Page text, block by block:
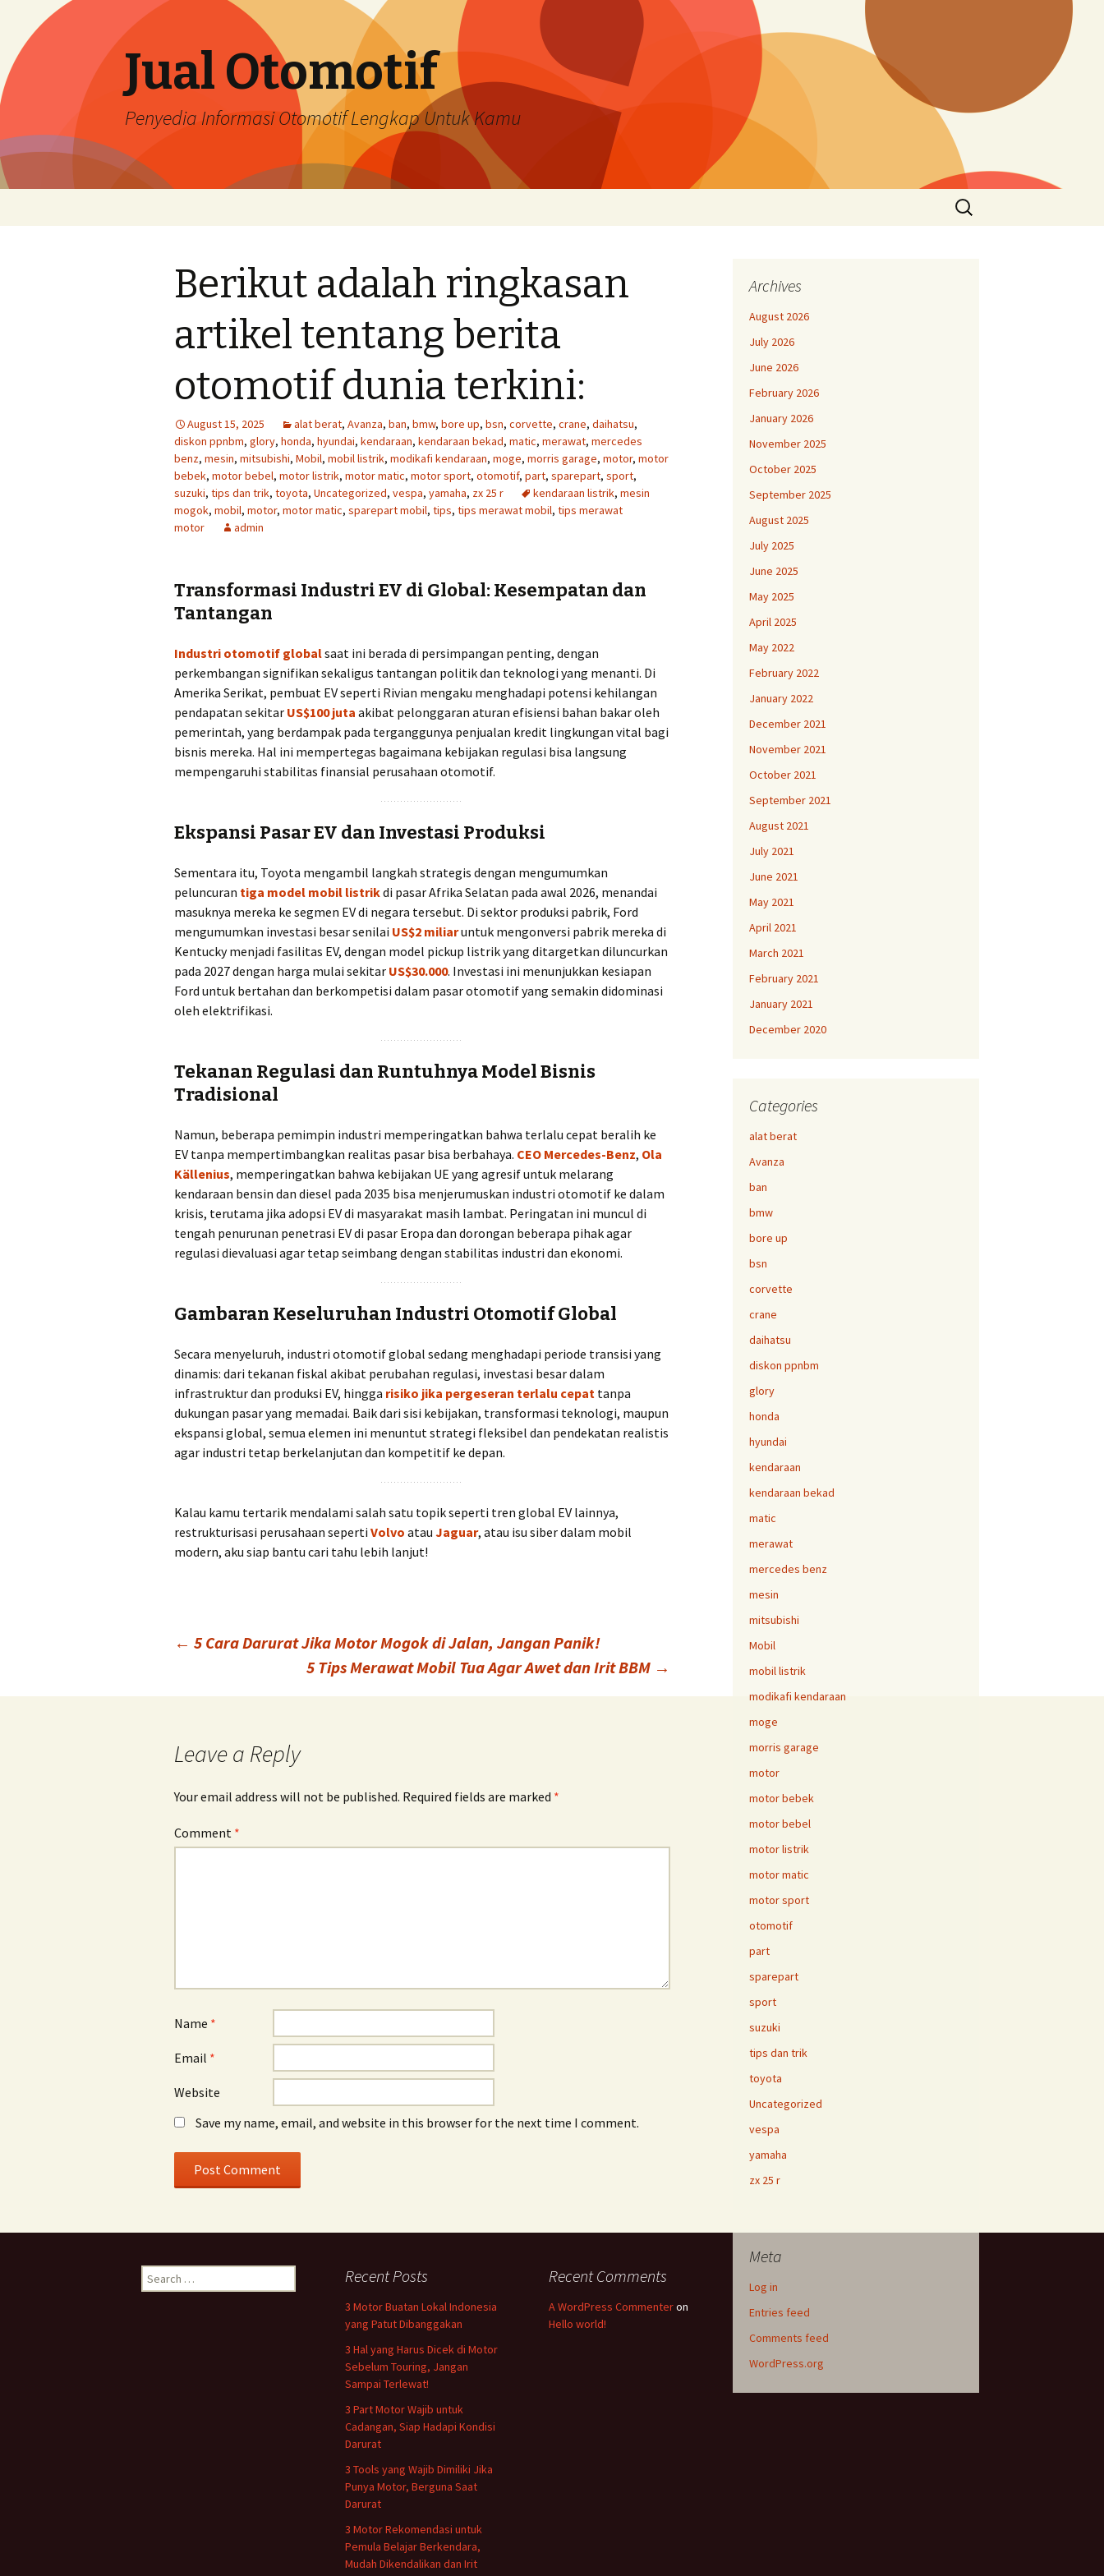
Jual Otomotif
Penyedia Informasi Otomotif Lengkap Untuk Kamu
Search
for:
Berikut adalah ringkasan
artikel tentang berita
otomotif dunia terkini:
August 15, 2025 alat berat, Avanza, ban, bmw, bore up, bsn, corvette, crane, daihatsu,
diskon ppnbm, glory, honda, hyundai, kendaraan, kendaraan bekad, matic, merawat, mercedes
benz, mesin, mitsubishi, Mobil, mobil listrik, modikafi kendaraan, moge, morris garage, motor, motor
bebek, motor bebel, motor listrik, motor matic, motor sport, otomotif, part, sparepart, sport,
suzuki, tips dan trik, toyota, Uncategorized, vespa, yamaha, zx 25 r kendaraan listrik, mesin
mogok, mobil, motor, motor matic, sparepart mobil, tips, tips merawat mobil, tips merawat
motor
admin
Transformasi Industri EV di Global: Kesempatan dan
Tantangan
Industri otomotif globalsaat ini berada di persimpangan penting, dengan
perkembangan signifikan sekaligus tantangan politik dan teknologi yang menanti. Di
Amerika Serikat, pembuat EV seperti Rivian mengaku menghadapi potensi kehilangan
pendapatan sekitar US$100 juta akibat pelonggaran aturan efisiensi bahan bakar oleh
pemerintah, yang berdampak pada terganggunya penjualan kredit lingkungan vital bagi
bisnis mereka. Hal ini mempertegas bagaimana kebijakan regulasi bisa langsung
mempengaruhi stabilitas finansial perusahaan otomotif.
Ekspansi Pasar EV dan Investasi Produksi
Sementara itu, Toyota mengambil langkah strategis dengan mengumumkan
peluncuran tiga model mobil listrikdi pasar Afrika Selatan pada awal 2026, menandai
masuknya mereka ke segmen EV di negara tersebut. Di sektor produksi pabrik, Ford
mengumumkan investasi besar senilai US$2 miliaruntuk mengonversi pabrik mereka di
Kentucky menjadi fasilitas EV, dengan model pickup listrik yang ditargetkan diluncurkan
pada 2027 dengan harga mulai sekitar US$30.000. Investasi ini menunjukkan kesiapan
Ford untuk bertahan dan berkompetisi dalam pasar otomotif yang semakin didominasi
oleh elektrifikasi.
Tekanan Regulasi dan Runtuhnya Model Bisnis
Tradisional
Namun, beberapa pemimpin industri memperingatkan bahwa terlalu cepat beralih ke
EV tanpa mempertimbangkan realitas pasar bisa berbahaya. CEO Mercedes-Benz, Ola
Källenius, memperingatkan bahwa kebijakan UE yang agresif untuk melarang
kendaraan bensin dan diesel pada 2035 bisa menjerumuskan industri otomotif ke dalam
krisis, terutama jika adopsi EV di masyarakat masih lambat. Peringatan ini muncul di
tengah penurunan penetrasi EV di pasar Eropa dan dorongan beberapa pihak agar
regulasi dievaluasi agar tetap seimbang dengan stabilitas industri dan ekonomi.
Gambaran Keseluruhan Industri Otomotif Global
Secara menyeluruh, industri otomotif global sedang menghadapi periode transisi yang
dinamis: dari tekanan fiskal akibat perubahan regulasi, investasi besar dalam
infrastruktur dan produksi EV, hingga risiko jika pergeseran terlalu cepat tanpa
dukungan pasar yang memadai. Baik dari sisi kebijakan, transformasi teknologi, maupun
ekspansi global, semua elemen ini menuntut strategi fleksibel dan pendekatan realistis
agar industri tetap berkelanjutan dan kompetitif ke depan.
Kalau kamu tertarik mendalami salah satu topik seperti tren global EV lainnya,
restrukturisasi perusahaan seperti Volvo atau Jaguar, atau isu siber dalam mobil
modern, aku siap bantu cari tahu lebih lanjut!
navigation
← 5 Cara Darurat Jika Motor Mogok di Jalan, Jangan Panik!
5 Tips Merawat Mobil Tua Agar Awet dan Irit BBM →
Leave a Reply
Your email address will not be published. Required fields are marked *
Comment *
Name *
Email *
Website
Save my name, email, and website in this browser for the next time I comment.
Archives
August 2026
July 2026
June 2026
February 2026
January 2026
November 2025
October 2025
September 2025
August 2025
July 2025
June 2025
May 2025
April 2025
May 2022
February 2022
January 2022
December 2021
November 2021
October 2021
September 2021
August 2021
July 2021
June 2021
May 2021
April 2021
March 2021
February 2021
January 2021
December 2020
Categories
alat berat
Avanza
ban
bmw
bore up
bsn
corvette
crane
daihatsu
diskon ppnbm
glory
honda
hyundai
kendaraan
kendaraan bekad
matic
merawat
mercedes benz
mesin
mitsubishi
Mobil
mobil listrik
modikafi kendaraan
moge
morris garage
motor
motor bebek
motor bebel
motor listrik
motor matic
motor sport
otomotif
part
sparepart
sport
suzuki
tips dan trik
toyota
Uncategorized
vespa
yamaha
zx 25 r
Meta
Log in
Entries feed
Comments feed
WordPress.org
Search
for:
Recent Posts
3 Motor Buatan Lokal Indonesia
yang Patut Dibanggakan
3 Hal yang Harus Dicek di Motor
Sebelum Touring, Jangan
Sampai Terlewat!
3 Part Motor Wajib untuk
Cadangan, Siap Hadapi Kondisi
Darurat
3 Tools yang Wajib Dimiliki Jika
Punya Motor, Berguna Saat
Darurat
3 Motor Rekomendasi untuk
Pemula Belajar Berkendara,
Mudah Dikendalikan dan Irit
Recent Comments
A WordPress Commenteron
Hello world!